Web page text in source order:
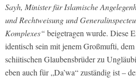
Sayh, Minister für Islamische
und Rechtweisung und
Komplexes“ beigetragen wurde. Diese
identisch sein mit jenem Großmufti,
schiitischen Glaubensbrüder zu
eben auch für „Da’wa“ zuständig ist –